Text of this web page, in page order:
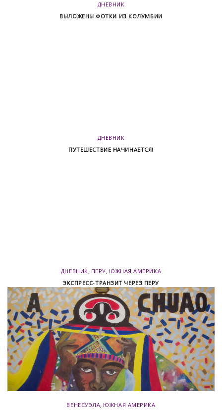
ДНЕВНИК
ВЫЛОЖЕНЫ ФОТКИ ИЗ КОЛУМБИИ
ДНЕВНИК
ПУТЕШЕСТВИЕ НАЧИНАЕТСЯ!
ДНЕВНИК, ПЕРУ, ЮЖНАЯ АМЕРИКА
ЭКСПРЕСС-ТРАНЗИТ ЧЕРЕЗ ПЕРУ
ВЕНЕСУЭЛА, ЮЖНАЯ АМЕРИКА